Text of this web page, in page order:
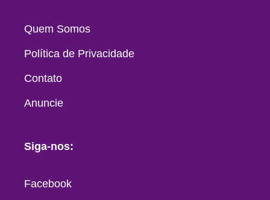
Quem Somos
Política de Privacidade
Contato
Anuncie
Siga-nos:
Facebook